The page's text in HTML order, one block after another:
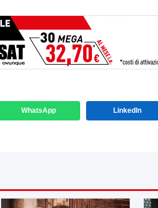
WhatsApp LinkedIn